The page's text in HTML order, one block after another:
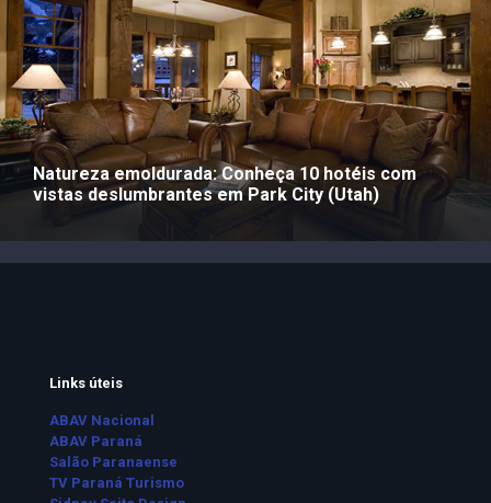
Natureza emoldurada: Conheça 10 hotéis com
vistas deslumbrantes em Park City (Utah)
Links úteis
ABAV Nacional
ABAV Paraná
Salão Paranaense
TV Paraná Turismo